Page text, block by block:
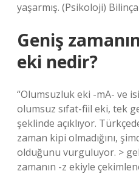
yaşarmış. (Psikoloji)
Geniş
eki nedir?
“Olumsuzluk eki -mA- ve
olumsuz sıfat-fiil eki, tek
şeklinde açıklıyor.
zaman kipi olmadığını,
olduğunu vurguluyor. >
zamanın -z ekiyle